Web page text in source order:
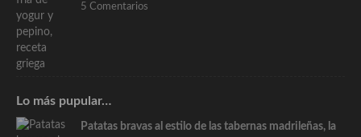
5 Comentarios
Lo más pupular…
Patatas bravas al estilo de las tabernas madrileñas, la